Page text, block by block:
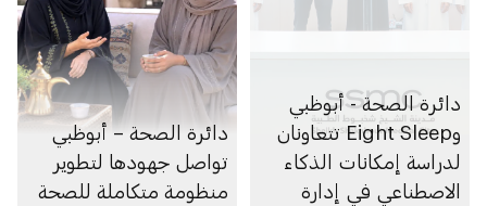
دائرة الصحة - أبوظبي
وEight Sleep تتعاونان
لدراسة إمكانات الذكاء
الاصطناعي في إدارة
دائرة الصحة – أبوظبي
تواصل جهودها لتطوير
منظومة متكاملة للصحة